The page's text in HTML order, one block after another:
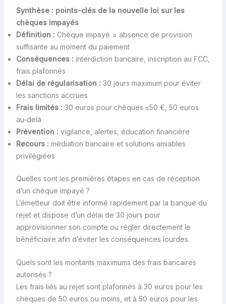
Synthèse : points-clés de la nouvelle loi sur les
chèques impayés
Définition : Chèque impayé = absence de provision
suffisante au moment du paiement
Conséquences : interdiction bancaire, inscription au FCC,
frais plafonnés
Délai de régularisation : 30 jours maximum pour éviter
les sanctions accrues
Frais limités : 30 euros pour chèques ≤50 €, 50 euros
au-delà
Prévention : vigilance, alertes, éducation financière
Recours : médiation bancaire et solutions amiables
privilégiées
Quelles sont les premières étapes en cas de réception
d’un chèque impayé ?
L’émetteur doit être informé rapidement par la banque du
rejet et dispose d’un délai de 30 jours pour
approvisionner son compte ou régler directement le
bénéficiaire afin d’éviter les conséquences lourdes.
Quels sont les montants maximums des frais bancaires
autorisés ?
Les frais liés au rejet sont plafonnés à 30 euros pour les
chèques de 50 euros ou moins, et à 50 euros pour les